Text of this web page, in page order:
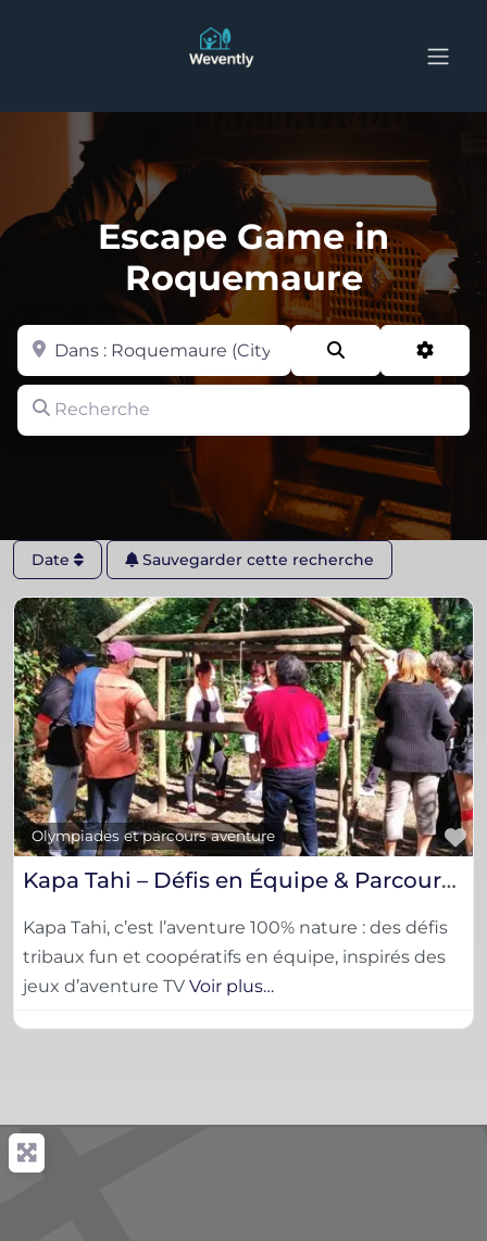
Escape Game in
Roquemaure
Recherche
Zone
Date Sauvegarder cette recherche
Olympiades et parcours aventure
Kapa Tahi – Défis en Équipe & Parcours Tribaux en Pleine Nature
Kapa Tahi, c’est l’aventure 100% nature : des défis
tribaux fun et coopératifs en équipe, inspirés des
jeux d’aventure TV Voir plus…